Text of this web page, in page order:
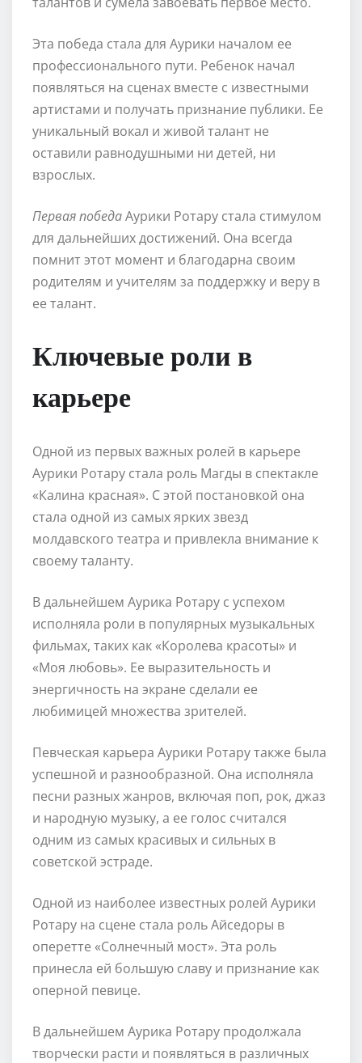
Эта победа стала для Аурики началом ее
профессионального пути. Ребенок начал
появляться на сценах вместе с известными
артистами и получать признание публики. Ее
уникальный вокал и живой талант не
оставили равнодушными ни детей, ни
взрослых.
Первая победаАурики Ротару стала стимулом
для дальнейших достижений. Она всегда
помнит этот момент и благодарна своим
родителям и учителям за поддержку и веру в
ее талант.
Ключевые роли в
карьере
Одной из первых важных ролей в карьере
Аурики Ротару стала роль Магды в спектакле
«Калина красная». С этой постановкой она
стала одной из самых ярких звезд
молдавского театра и привлекла внимание к
своему таланту.
В дальнейшем Аурика Ротару с успехом
исполняла роли в популярных музыкальных
фильмах, таких как «Королева красоты» и
«Моя любовь». Ее выразительность и
энергичность на экране сделали ее
любимицей множества зрителей.
Певческая карьера Аурики Ротару также была
успешной и разнообразной. Она исполняла
песни разных жанров, включая поп, рок, джаз
и народную музыку, а ее голос считался
одним из самых красивых и сильных в
советской эстраде.
Одной из наиболее известных ролей Аурики
Ротару на сцене стала роль Айседоры в
оперетте «Солнечный мост». Эта роль
принесла ей большую славу и признание как
оперной певице.
В дальнейшем Аурика Ротару продолжала
творчески расти и появляться в различных